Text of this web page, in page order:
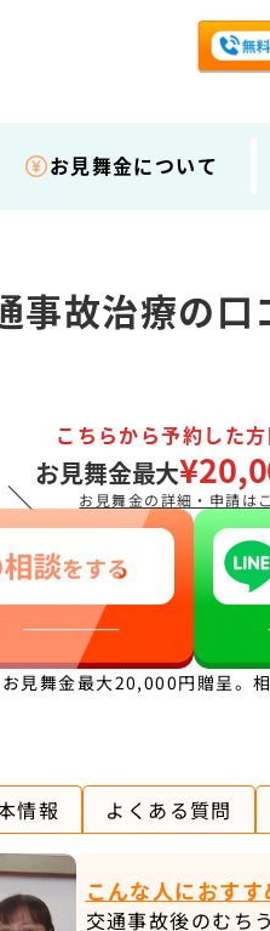
お見舞金について
事故治療の口
＼
こちらから予約した方
お見舞金最大
お見舞金の詳細・申請は
お見舞金最大20,000円贈呈。相
情報 よくある質問
こんな人におすす
交通事故後のむち